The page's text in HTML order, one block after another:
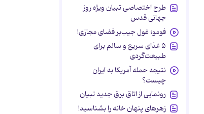
طرح اختصاصی تبیان ویژه روز
جهانی قدس
فومو؛ غول جیب‌بر فضای مجازی!
۵ غذای سریع و سالم برای
طبیعت‌گردی
نتیجه حمله آمریکا به ایران
چیست؟
رونمایی از اتاق برق جدید تبیان
زهرهای پنهان خانه را بشناسید!